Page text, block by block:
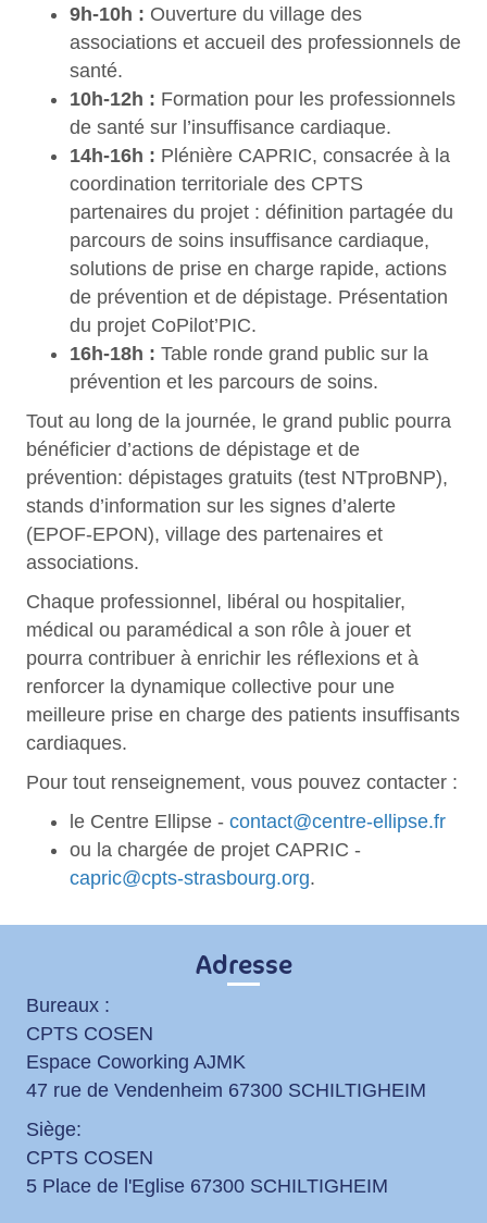
9h-10h : Ouverture du village des
associations et accueil des professionnels de
santé.
10h-12h : Formation pour les professionnels
de santé sur l’insuffisance cardiaque.
14h-16h : Plénière CAPRIC, consacrée à la
coordination territoriale des CPTS
partenaires du projet : définition partagée du
parcours de soins insuffisance cardiaque,
solutions de prise en charge rapide, actions
de prévention et de dépistage. Présentation
du projet CoPilot’PIC.
16h-18h : Table ronde grand public sur la
prévention et les parcours de soins.
Tout au long de la journée, le grand public pourra
bénéficier d’actions de dépistage et de
prévention: dépistages gratuits (test NTproBNP),
stands d’information sur les signes d’alerte
(EPOF-EPON), village des partenaires et
associations.
Chaque professionnel, libéral ou hospitalier,
médical ou paramédical a son rôle à jouer et
pourra contribuer à enrichir les réflexions et à
renforcer la dynamique collective pour une
meilleure prise en charge des patients insuffisants
cardiaques.
Pour tout renseignement, vous pouvez contacter :
le Centre Ellipse - contact@centre-ellipse.fr
ou la chargée de projet CAPRIC -
capric@cpts-strasbourg.org.
Adresse
Bureaux :
CPTS COSEN
Espace Coworking AJMK
47 rue de Vendenheim 67300 SCHILTIGHEIM
Siège:
CPTS COSEN
5 Place de l'Eglise 67300 SCHILTIGHEIM